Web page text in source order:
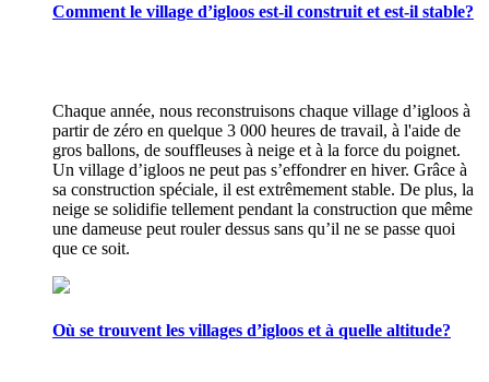
Comment le village d’igloos est-il construit et est-il stable?
Chaque année, nous reconstruisons chaque village d’igloos à
partir de zéro en quelque 3 000 heures de travail, à l'aide de
gros ballons, de souffleuses à neige et à la force du poignet.
Un village d’igloos ne peut pas s’effondrer en hiver. Grâce à
sa construction spéciale, il est extrêmement stable. De plus, la
neige se solidifie tellement pendant la construction que même
une dameuse peut rouler dessus sans qu’il ne se passe quoi
que ce soit.
Où se trouvent les villages d’igloos et à quelle altitude?